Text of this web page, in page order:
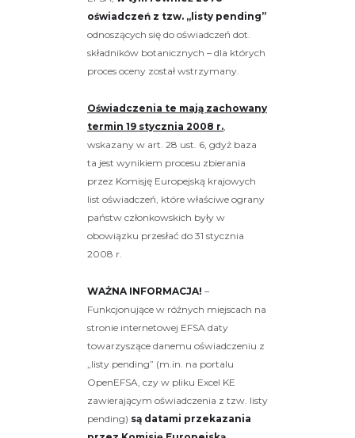
oświadczeń z tzw. „listy pending”
odnoszących się do oświadczeń dot.
składników botanicznych – dla których
proces oceny został wstrzymany.
Oświadczenia te mają zachowany
termin 19 stycznia 2008 r.,
wskazany w art. 28 ust. 6, gdyż baza
ta jest wynikiem procesu zbierania
przez Komisję Europejską krajowych
list oświadczeń, które właściwe ograny
państw członkowskich były w
obowiązku przesłać do 31 stycznia
2008 r.
WAŻNA INFORMACJA! –
Funkcjonujące w różnych miejscach na
stronie internetowej EFSA daty
towarzyszące danemu oświadczeniu z
„listy pending” (m.in. na portalu
OpenEFSA, czy w pliku Excel KE
zawierającym oświadczenia z tzw. listy
pending) są datami przekazania